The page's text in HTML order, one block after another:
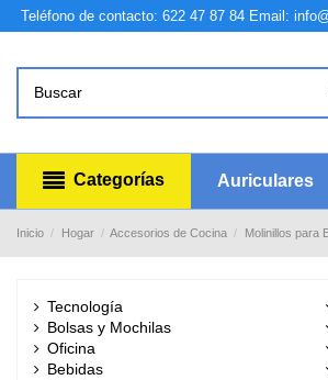
Teléfono de contacto: 622 47 87 84 Email:
Categorías Auriculares
Inicio Hogar Accesorios de Cocina Molinillos para
Tecnología
Bolsas y Mochilas
Oficina
Bebidas